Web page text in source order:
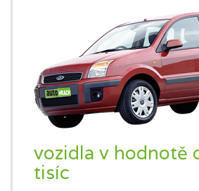
vozidla v hodnotě
tisíc